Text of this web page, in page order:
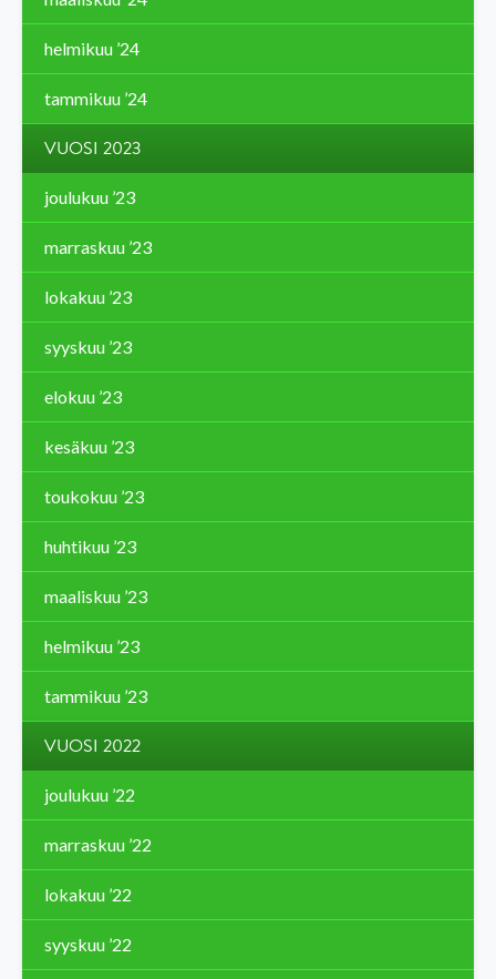
helmikuu ’24
tammikuu ’24
VUOSI 2023
joulukuu ’23
marraskuu ’23
lokakuu ’23
syyskuu ’23
elokuu ’23
kesäkuu ’23
toukokuu ’23
huhtikuu ’23
maaliskuu ’23
helmikuu ’23
tammikuu ’23
VUOSI 2022
joulukuu ’22
marraskuu ’22
lokakuu ’22
syyskuu ’22